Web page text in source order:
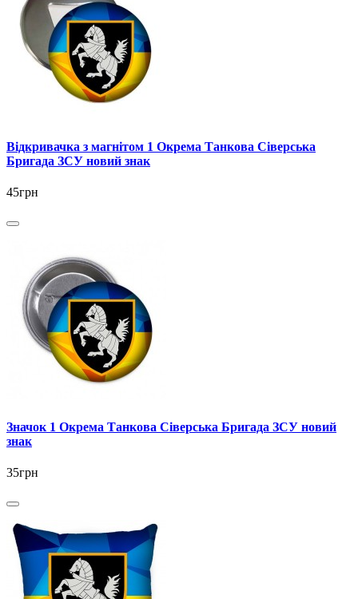
Відкривачка з магнітом 1 Окрема Танкова Сіверська
Бригада ЗСУ новий знак
45грн
Значок 1 Окрема Танкова Сіверська Бригада ЗСУ новий
знак
35грн